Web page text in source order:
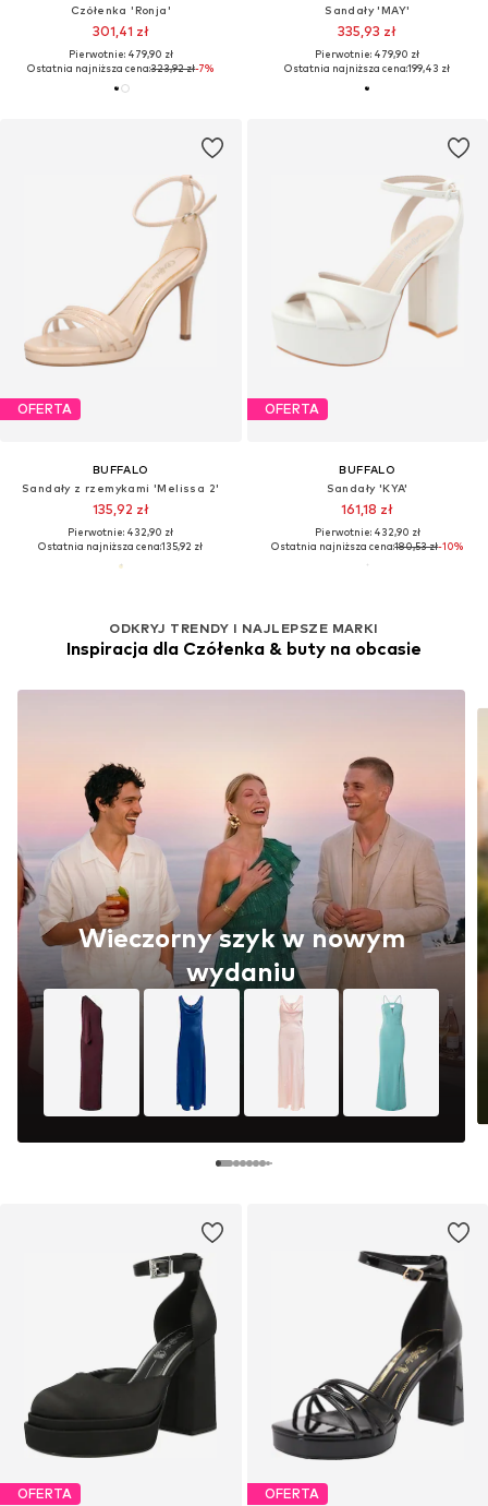
Czółenka 'Ronja'
301,41 zł
Pierwotnie: 479,90 zł
Ostatnia najniższa cena:323,92 zł-7%
Sandały 'MAY'
335,93 zł
Pierwotnie: 479,90 zł
Ostatnia najniższa cena:199,43 zł
OFERTA
BUFFALO
Sandały z rzemykami 'Melissa 2'
135,92 zł
Pierwotnie: 432,90 zł
Ostatnia najniższa cena:135,92 zł
OFERTA
BUFFALO
Sandały 'KYA'
161,18 zł
Pierwotnie: 432,90 zł
Ostatnia najniższa cena:180,53 zł-10%
ODKRYJ TRENDY I NAJLEPSZE MARKI
Inspiracja dla Czółenka & buty na obcasie
Wieczorny szyk w nowym
wydaniu
OFERTA OFERTA